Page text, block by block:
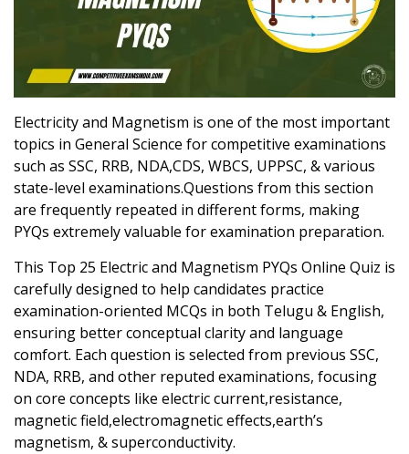
Electricity and Magnetism is one of the most important
topics in General Science for competitive examinations
such as SSC, RRB, NDA,CDS, WBCS, UPPSC, & various
state-level examinations.Questions from this section
are frequently repeated in different forms, making
PYQs extremely valuable for examination preparation.
This Top 25 Electric and Magnetism PYQs Online Quiz is
carefully designed to help candidates practice
examination-oriented MCQs in both Telugu & English,
ensuring better conceptual clarity and language
comfort. Each question is selected from previous SSC,
NDA, RRB, and other reputed examinations, focusing
on core concepts like electric current,resistance,
magnetic field,electromagnetic effects,earth’s
magnetism, & superconductivity.